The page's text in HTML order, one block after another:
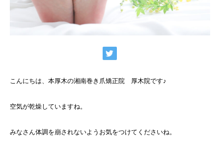
こんにちは、本厚木の湘南巻き爪矯正院 厚木院です♪
空気が乾燥していますね。
みなさん体調を崩されないようお気をつけてくださいね。